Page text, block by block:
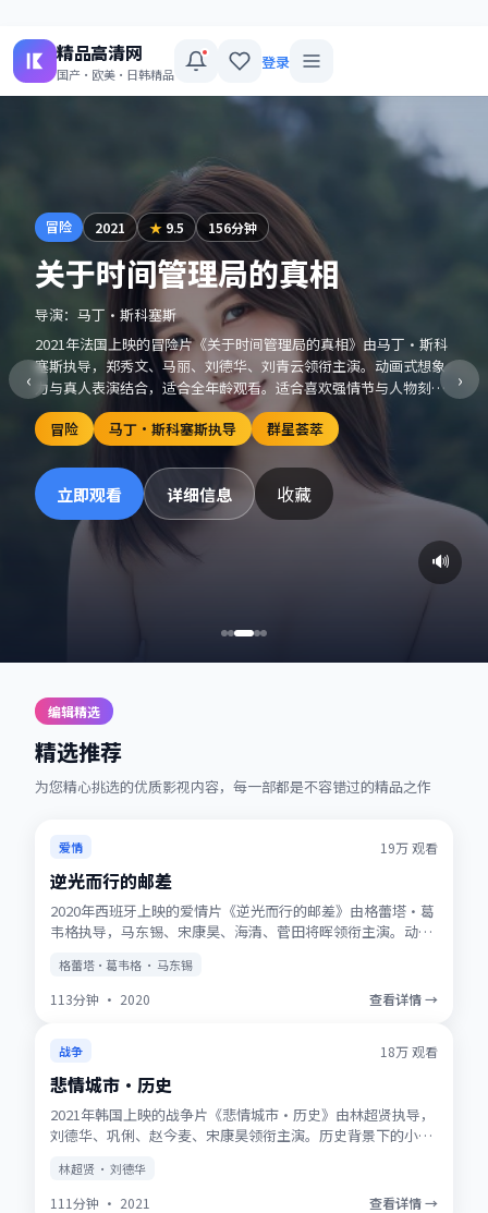
精品高清网
国产·欧美·日韩精品
登录
‹ ›
冒险 2021 ★ 9.5 156分钟
关于时间管理局的真相
导演： 马丁·斯科塞斯
2021年法国上映的冒险片《关于时间管理局的真相》由马丁·斯科
塞斯执导，郑秀文、马丽、刘德华、刘青云领衔主演。动画式想象
力与真人表演结合，适合全年龄观看。适合喜欢强情节与人物刻画
的观众收藏观看。
冒险
马丁·斯科塞斯执导 群星荟萃
立即观看 详细信息 收藏
🔊
编辑精选
精选推荐
为您精心挑选的优质影视内容，每一部都是不容错过的精品之作
热播 ★7.2
爱情 19万观看
逆光而行的邮差
2020年西班牙上映的爱情片《逆光而行的邮差》由格蕾塔·葛
韦格执导，马东锡、宋康昊、海清、菅田将晖领衔主演。动画
度选择，观影体验稳定流畅。
格蕾塔·葛韦格 · 马东锡
113分钟 · 2020 查看详情 →
获奖 ★9.7
战争 18万观看
悲情城市·历史
2021年韩国上映的战争片《悲情城市·历史》由林超贤执导，
刘德华、巩俐、赵今麦、宋康昊领衔主演。历史背景下的小人
新，支持多终端流畅播放。
林超贤 · 刘德华
111分钟 · 2021 查看详情 →